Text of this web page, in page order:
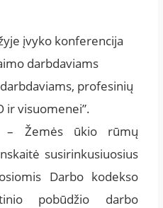
įvyko konferencija
darbdaviams
profesinių
ir visuomenei”.
– Žemės ūkio rūmų
susirinkusiuosius
Darbo kodekso
pobūdžio darbo